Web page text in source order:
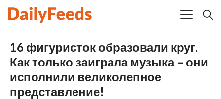
16 фигуристок образовали круг.
Как только заиграла музыка – они
исполнили великолепное
представление!